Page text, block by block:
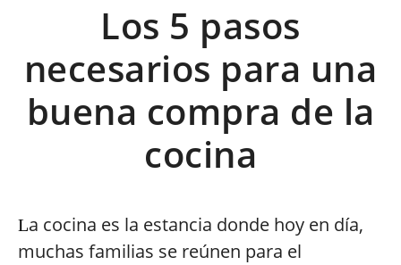
Los 5 pasos
necesarios para una
buena compra de la
cocina
La cocina es la estancia donde hoy en día,
muchas familias se reúnen para el